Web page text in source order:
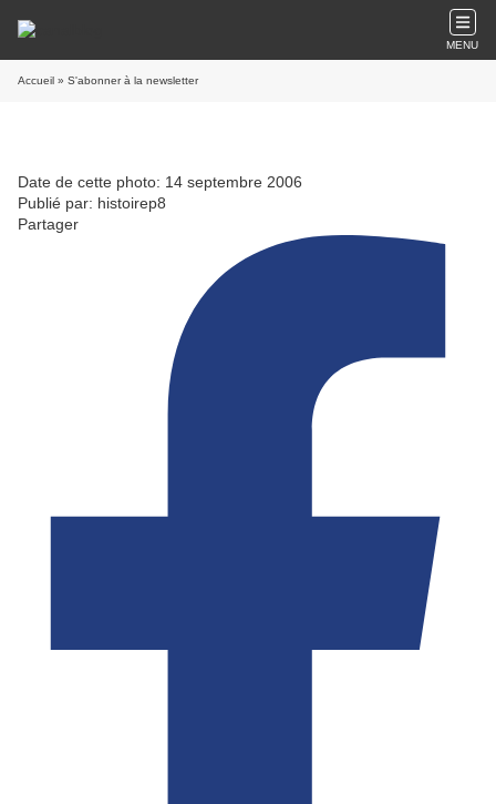
MENU
Accueil » S'abonner à la newsletter
Date de cette photo: 14 septembre 2006
Publié par: histoirep8
Partager